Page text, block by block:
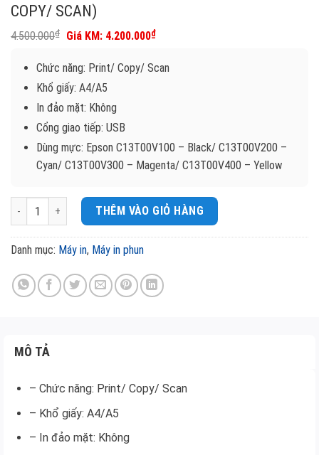
COPY/ SCAN)
4.500.000₫
Giá
là:
4.500.000₫.
4.200.000₫Giá
là:
Chức năng: Print/ Copy/ Scan
Khổ giấy: A4/A5
In đảo mặt: Không
Cổng giao tiếp: USB
Dùng mực: Epson C13T00V100 – Black/ C13T00V200 –
Cyan/ C13T00V300 – Magenta/ C13T00V400 – Yellow
MÁY IN PHUN MÀU EPSON L3110 (PRINT/ COPY/ SCAN) số lượng
THÊM VÀO GIỎ HÀNG
Danh mục: Máy in, Máy in phun
MÔ TẢ
– Chức năng: Print/ Copy/ Scan
– Khổ giấy: A4/A5
– In đảo mặt: Không